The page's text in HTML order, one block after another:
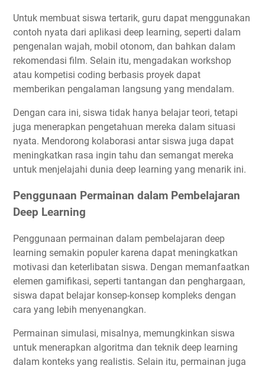
Untuk membuat siswa tertarik, guru dapat menggunakan
contoh nyata dari aplikasi deep learning, seperti dalam
pengenalan wajah, mobil otonom, dan bahkan dalam
rekomendasi film. Selain itu, mengadakan workshop
atau kompetisi coding berbasis proyek dapat
memberikan pengalaman langsung yang mendalam.
Dengan cara ini, siswa tidak hanya belajar teori, tetapi
juga menerapkan pengetahuan mereka dalam situasi
nyata. Mendorong kolaborasi antar siswa juga dapat
meningkatkan rasa ingin tahu dan semangat mereka
untuk menjelajahi dunia deep learning yang menarik ini.
Penggunaan Permainan dalam Pembelajaran
Deep Learning
Penggunaan permainan dalam pembelajaran deep
learning semakin populer karena dapat meningkatkan
motivasi dan keterlibatan siswa. Dengan memanfaatkan
elemen gamifikasi, seperti tantangan dan penghargaan,
siswa dapat belajar konsep-konsep kompleks dengan
cara yang lebih menyenangkan.
Permainan simulasi, misalnya, memungkinkan siswa
untuk menerapkan algoritma dan teknik deep learning
dalam konteks yang realistis. Selain itu, permainan juga